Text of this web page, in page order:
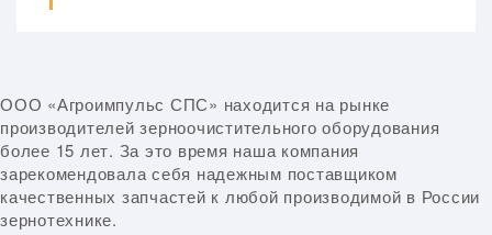
ООО «Агроимпульс СПС» находится на рынке
производителей зерноочистительного оборудования
более 15 лет. За это время наша компания
зарекомендовала себя надежным поставщиком
качественных запчастей к любой производимой в России
зернотехнике.